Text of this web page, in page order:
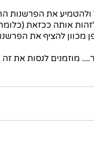
ולהטמיע את
אותה ככזאת
מכוון להציף את
מוזמנים לנסות את